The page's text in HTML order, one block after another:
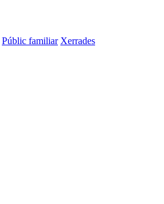
Públic familiar Xerrades